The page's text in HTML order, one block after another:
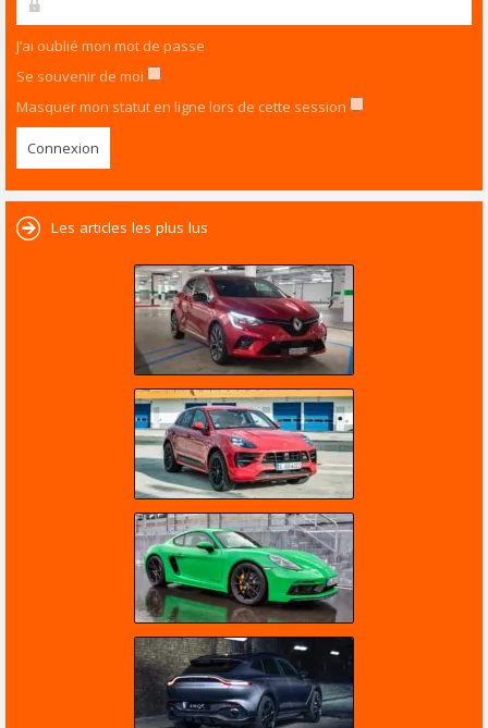
J’ai oublié mon mot de passe
Se souvenir de moi
Masquer mon statut en ligne lors de cette session
Les articles les plus lus